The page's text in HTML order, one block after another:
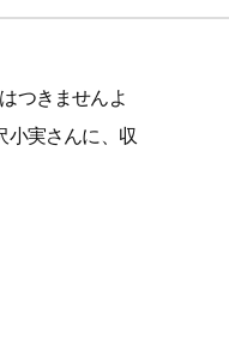
つきませんよ
小実さんに、収